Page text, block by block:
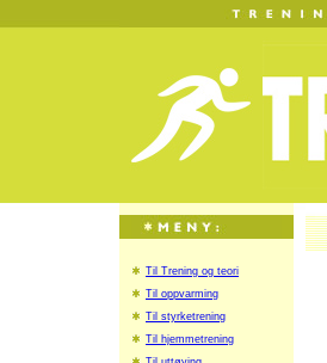
Til Trening og teori
Til oppvarming
Til styrketrening
Til hjemmetrening